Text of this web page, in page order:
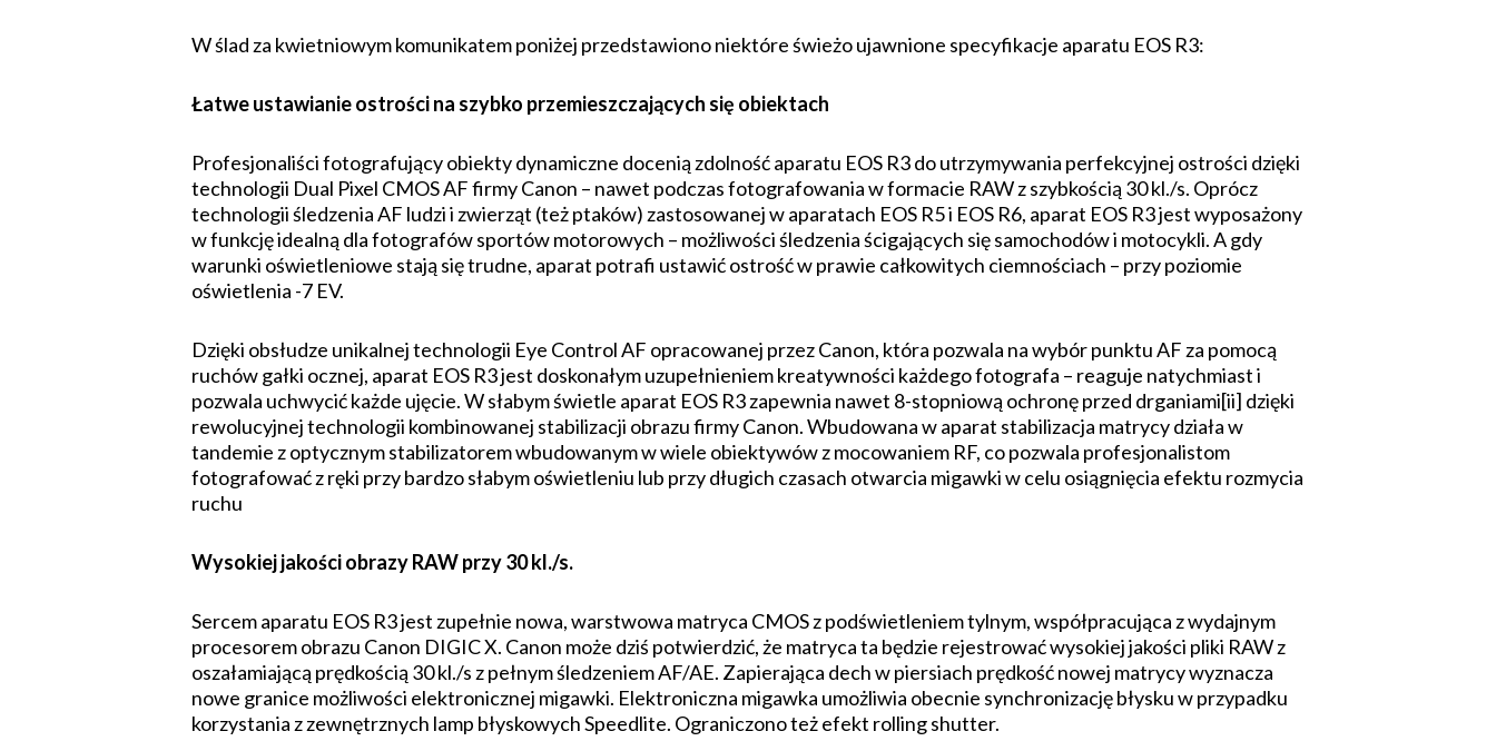
W ślad za kwietniowym komunikatem poniżej przedstawiono niektóre świeżo ujawnione specyfikacje aparatu EOS R3:
Łatwe ustawianie ostrości na szybko przemieszczających się obiektach
Profesjonaliści fotografujący obiekty dynamiczne docenią zdolność aparatu EOS R3 do utrzymywania perfekcyjnej ostrości dzięki
technologii Dual Pixel CMOS AF firmy Canon – nawet podczas fotografowania w formacie RAW z szybkością 30 kl./s. Oprócz
technologii śledzenia AF ludzi i zwierząt (też ptaków) zastosowanej w aparatach EOS R5 i EOS R6, aparat EOS R3 jest wyposażony
w funkcję idealną dla fotografów sportów motorowych – możliwości śledzenia ścigających się samochodów i motocykli. A gdy
warunki oświetleniowe stają się trudne, aparat potrafi ustawić ostrość w prawie całkowitych ciemnościach – przy poziomie
oświet­lenia -7 EV.
Dzięki obsłudze unikalnej technologii Eye Control AF opracowanej przez Canon, która pozwala na wybór punktu AF za pomocą
ruchów gałki ocznej, aparat EOS R3 jest doskonałym uzupełnieniem kreatywności każdego fotografa – reaguje natychmiast i
pozwala uchwycić każde ujęcie. W słabym świetle aparat EOS R3 zapewnia nawet 8-stopniową ochronę przed drganiami[ii] dzięki
rewolucyjnej technologii kombinowanej stabilizacji obrazu firmy Canon. Wbudowana w aparat stabilizacja matrycy działa w
tandemie z optycznym stabilizatorem wbudowanym w wiele obiektywów z mocowaniem RF, co pozwala profesjona­listom
fotografować z ręki przy bardzo słabym oświetleniu lub przy długich czasach otwarcia migawki w celu osiągnięcia efektu rozmycia
ruchu
Wysokiej jakości obrazy RAW przy 30 kl./s.
Sercem aparatu EOS R3 jest zupełnie nowa, warstwowa matryca CMOS z podświetleniem tylnym, współpracująca z wydajnym
procesorem obrazu Canon DIGIC X. Canon może dziś potwierdzić, że matryca ta będzie rejestrować wysokiej jakości pliki RAW z
oszałamiającą prędkością 30 kl./s z pełnym śledzeniem AF/AE. Zapierająca dech w piersiach prędkość nowej matrycy wyznacza
nowe granice możliwości elektronicznej migawki. Elektroniczna migawka umożliwia obecnie synchronizację błysku w przypadku
korzystania z zewnętrznych lamp błys­ko­wych Speedlite. Ograniczono też efekt rolling shutter.